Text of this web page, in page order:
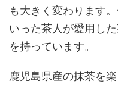
も大きく変わります
いった茶人が愛用し
を持っています。
鹿児島県産の抹茶を